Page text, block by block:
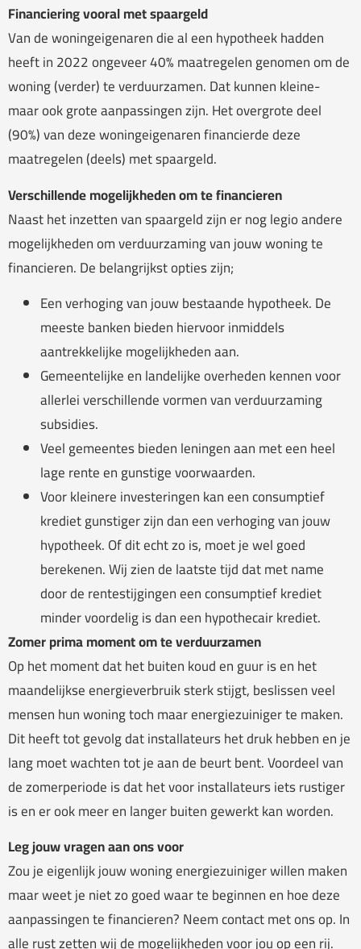
Financiering vooral met spaargeld
Van de woningeigenaren die al een hypotheek hadden
heeft in 2022 ongeveer 40% maatregelen genomen om de
woning (verder) te verduurzamen. Dat kunnen kleine-
maar ook grote aanpassingen zijn. Het overgrote deel
(90%) van deze woningeigenaren financierde deze
maatregelen (deels) met spaargeld.
Verschillende mogelijkheden om te financieren
Naast het inzetten van spaargeld zijn er nog legio andere
mogelijkheden om verduurzaming van jouw woning te
financieren. De belangrijkst opties zijn;
Een verhoging van jouw bestaande hypotheek. De
meeste banken bieden hiervoor inmiddels
aantrekkelijke mogelijkheden aan.
Gemeentelijke en landelijke overheden kennen voor
allerlei verschillende vormen van verduurzaming
subsidies.
Veel gemeentes bieden leningen aan met een heel
lage rente en gunstige voorwaarden.
Voor kleinere investeringen kan een consumptief
krediet gunstiger zijn dan een verhoging van jouw
hypotheek. Of dit echt zo is, moet je wel goed
berekenen. Wij zien de laatste tijd dat met name
door de rentestijgingen een consumptief krediet
minder voordelig is dan een hypothecair krediet.
Zomer prima moment om te verduurzamen
Op het moment dat het buiten koud en guur is en het
maandelijkse energieverbruik sterk stijgt, beslissen veel
mensen hun woning toch maar energiezuiniger te maken.
Dit heeft tot gevolg dat installateurs het druk hebben en je
lang moet wachten tot je aan de beurt bent. Voordeel van
de zomerperiode is dat het voor installateurs iets rustiger
is en er ook meer en langer buiten gewerkt kan worden.
Leg jouw vragen aan ons voor
Zou je eigenlijk jouw woning energiezuiniger willen maken
maar weet je niet zo goed waar te beginnen en hoe deze
aanpassingen te financieren? Neem contact met ons op. In
alle rust zetten wij de mogelijkheden voor jou op een rij.